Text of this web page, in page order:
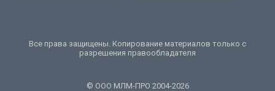
Все права защищены. Копирование материалов только с
разрешения правообладателя
© ООО МЛМ-ПРО 2004-2026